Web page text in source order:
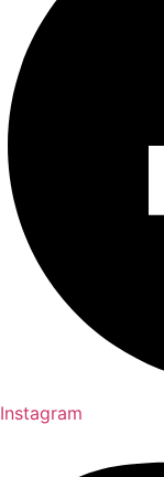
Instagram